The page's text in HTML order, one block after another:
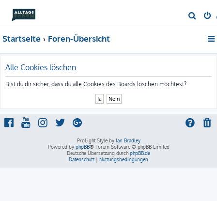
u
Startseite Foren-Übersicht
Alle Cookies löschen
Bist du dir sicher, dass du alle Cookies des Boards löschen möchtest?
ProLight Style by Ian Bradley
Powered by phpBB® Forum Software © phpBB Limited
Deutsche Übersetzung durch phpBB.de
Datenschutz | Nutzungsbedingungen